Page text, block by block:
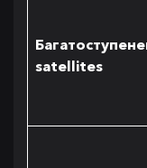
satellites